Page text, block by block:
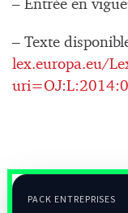
– Entrée en
– Texte
lex.europa.eu/
PACK ENTREPRISES